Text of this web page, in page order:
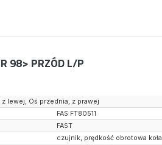
98> PRZÓD L/P
z lewej, Oś przednia, z prawej
FAS FT80511
FAST
czujnik, prędkość obrotowa koła